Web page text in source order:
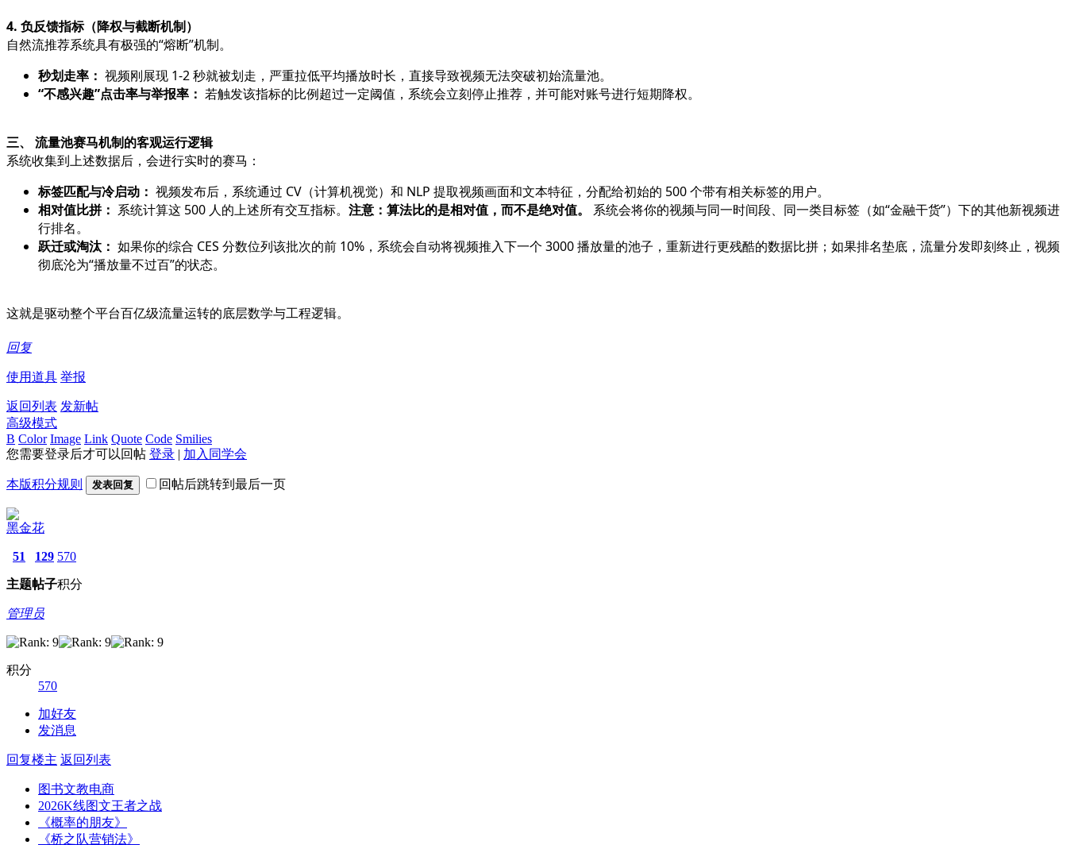
4. 负反馈指标（降权与截断机制）
自然流推荐系统具有极强的“熔断”机制。
秒划走率： 视频刚展现 1-2 秒就被划走，严重拉低平均播放时长，直接导致视频无法突破初始流量池。
“不感兴趣”点击率与举报率： 若触发该指标的比例超过一定阈值，系统会立刻停止推荐，并可能对账号进行短期降权。
三、 流量池赛马机制的客观运行逻辑
系统收集到上述数据后，会进行实时的赛马：
标签匹配与冷启动： 视频发布后，系统通过 CV（计算机视觉）和 NLP 提取视频画面和文本特征，分配给初始的 500 个带有相关标签的用户。
相对值比拼： 系统计算这 500 人的上述所有交互指标。 注意：算法比的是相对值，而不是绝对值。
系统会将你的视频与同一时间段、同一类目标签（如“金融干货”）下的其他新视频进
行排名。
跃迁或淘汰： 如果你的综合 CES 分数位列该批次的前 10%，系统会自动将视频推入下一个 3000 播放量的池子，重新进行更残酷的数据比拼；如果排名垫底，流量分发即刻终止，视频
彻底沦为“播放量不过百”的状态。
这就是驱动整个平台百亿级流量运转的底层数学与工程逻辑。
回复
使用道具 举报
返回列表 发新帖
高级模式
B Color Image Link Quote Code Smilies
您需要登录后才可以回帖 登录 | 加入同学会
本版积分规则 发表回复 回帖后跳转到最后一页
黑金花
51
主题
129
帖子
570
积分
管理员
积分
570
加好友
发消息
回复楼主 返回列表
图书文教电商
2026K线图文王者之战
《概率的朋友》
《桥之队营销法》